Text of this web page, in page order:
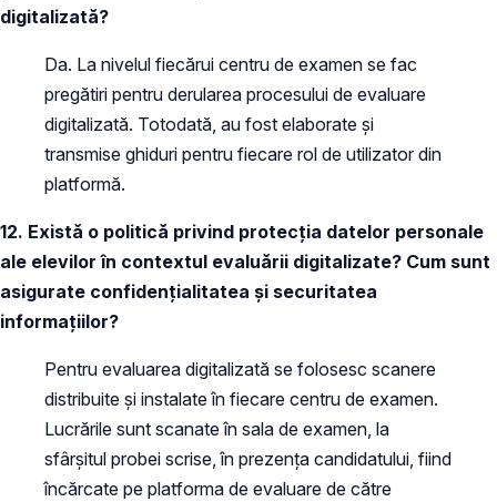
digitalizată?
Da. La nivelul fiecărui centru de examen se fac
pregătiri pentru derularea procesului de evaluare
digitalizată. Totodată, au fost elaborate și
transmise ghiduri pentru fiecare rol de utilizator din
platformă.
12. Există o politică privind protecția datelor personale
ale elevilor în contextul evaluării digitalizate? Cum sunt
asigurate confidențialitatea și securitatea
informațiilor?
Pentru evaluarea digitalizată se folosesc scanere
distribuite și instalate în fiecare centru de examen.
Lucrările sunt scanate în sala de examen, la
sfârșitul probei scrise, în prezența candidatului, fiind
încărcate pe platforma de evaluare de către